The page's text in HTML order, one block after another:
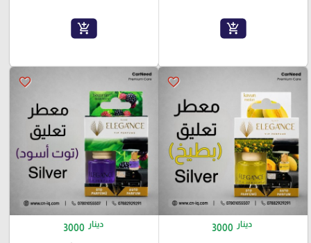
add_shopping_cart
add_shopping_cart
favorite_border
3000 دينار
favorite_border
3000 دينار